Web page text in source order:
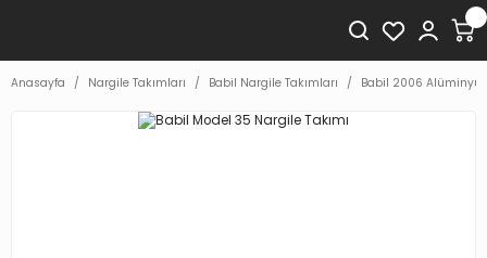
Anasayfa Nargile Takımları Babil Nargile Takımları Babil 2006